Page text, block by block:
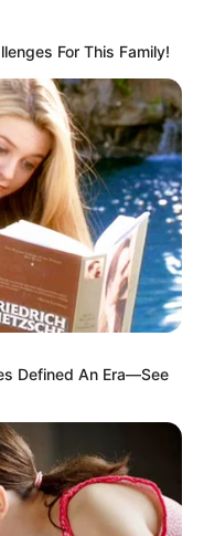
For This Family!
Defined An Era—See